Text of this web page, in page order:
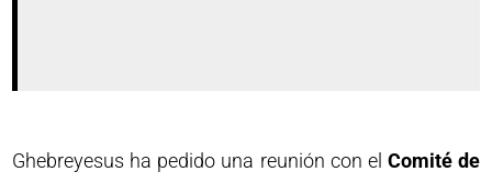
Ghebreyesus ha pedido una reunión con el Comité de